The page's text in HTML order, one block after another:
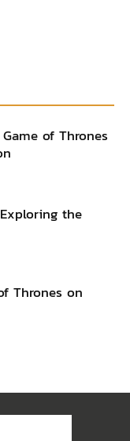
of Thrones
the
Thrones on